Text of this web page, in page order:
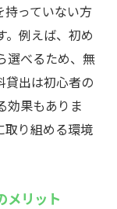
持っていない方
。例えば、初め
選べるため、無
貸出は初心者の
効果もありま
取り組める環境
メリット